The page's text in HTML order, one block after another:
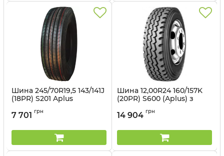
Шина 245/70R19,5 143/141J
(18PR) S201 Aplus
7 701 грн
Шина 12,00R24 160/157K
(20PR) S600 (Aplus) з
камерою та обідною
стрічкою
14 904 грн